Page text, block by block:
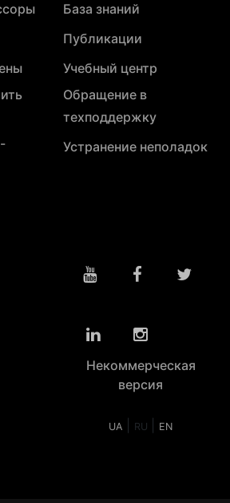
База знаний
Публикации
Учебный центр
Обращение в
техподдержку
Устранение неполадок
Некоммерческая
версия
UA RU EN